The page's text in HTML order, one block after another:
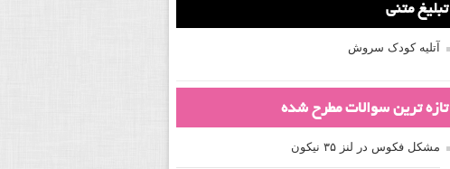
تبلیغ متنی
آتلیه کودک سروش
تازه ترین سوالات مطرح شده
مشکل فکوس در لنز ۳۵ نیکون